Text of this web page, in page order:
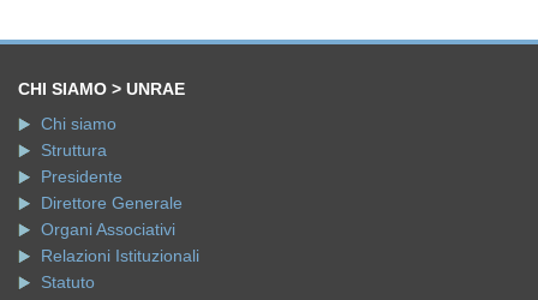
CHI SIAMO > UNRAE
Chi siamo
Struttura
Presidente
Direttore Generale
Organi Associativi
Relazioni Istituzionali
Statuto